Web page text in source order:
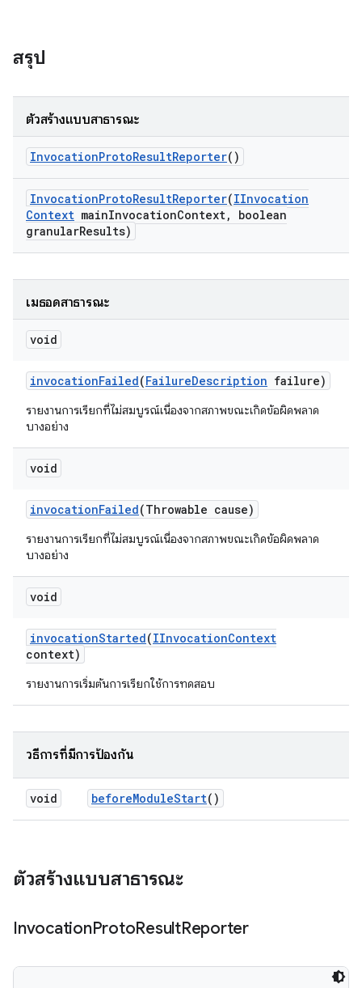
สรุป
ตัวสร้างแบบสาธารณะ
InvocationProtoResultReporter()
InvocationProtoResultReporter(IInvocation
Context mainInvocationContext,
boolean
granularResults)
เมธอดสาธารณะ
void
invocationFailed(FailureDescription failure)
รายงานการเรียกที่ไม่สมบูรณ์เนื่องจากสภาพขณะเกิดข้อผิดพลาด
บางอย่าง
void
invocationFailed(Throwable cause)
รายงานการเรียกที่ไม่สมบูรณ์เนื่องจากสภาพขณะเกิดข้อผิดพลาด
บางอย่าง
void
invocationStarted(IInvocationContext
context)
รายงานการเริ่มต้นการเรียกใช้การทดสอบ
วิธีการที่มีการป้องกัน
void beforeModuleStart()
ตัวสร้างแบบสาธารณะ
InvocationProtoResultReporter